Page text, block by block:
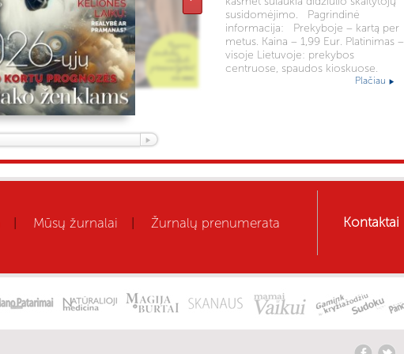
susidomėjimo. Pagrindinė
informacija: Prekyboje – kartą per
metus. Kaina – 1,99 Eur. Platinimas –
visoje Lietuvoje: prekybos
centruose, spaudos kioskuose.
Plačiau
Mūsų žurnalai Žurnalų prenumerata Kontaktai